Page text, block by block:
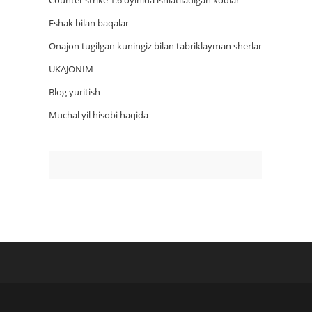
Eshak bilan baqalar
Onajon tugilgan kuningiz bilan tabriklayman sherlar
UKAJONIM
Blog yuritish
Muchal yil hisobi haqida